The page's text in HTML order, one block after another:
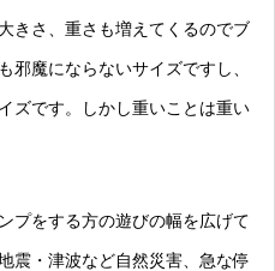
きさ、重さも増えてくるのでブ
邪魔にならないサイズですし、
ズです。しかし重いことは重い
プをする方の遊びの幅を広げて
震・津波など自然災害、急な停